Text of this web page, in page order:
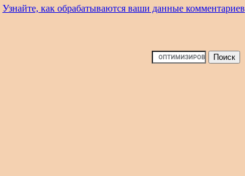
Узнайте, как обрабатываются ваши данные комментариев